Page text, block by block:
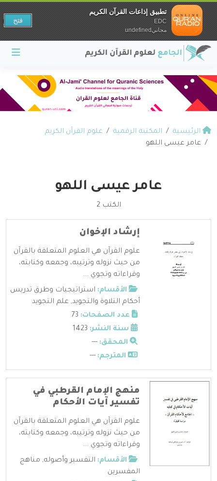
الرئيسية المكتبة الرقمية
علوم القرآن الكريم
عامر عيسى اللهو
عامر عيسى اللهو
الكتب 2
إرشاد الإخوان
علوم القرآن هي العلوم المتعلقة بالقرآن
من حيث نزوله وترتيبه، وجمعه وكتابته،
وقراءاته وتجوي ...
الأقسام: استراتيجيات وطرق تدريس
أحكام التلاوة والتجويد, علم التجويد
عدد الصفحات:
سنة النشر:
المحقق: ---
المترجم: ---
منهج الإمام القرطبي في
تفسير آيات الأحكام
علوم القرآن هي العلوم المتعلقة بالقرآن
من حيث نزوله وترتيبه، وجمعه وكتابته،
وقراءاته وتجوي ...
الأقسام: التفسير وأصوله, مناهج
المفسرين
تطبيق إذاعات القرآن الكريم
EDC
مجانيundefined
فتح